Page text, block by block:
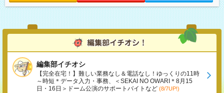
編集部イチオシ
【完全在宅！】難しい業務なし＆電話なし！ゆっくりの11時
～時短＊データ入力・事務、＜SEKAI NO OWARI＊8月15
日・16日＞ドーム公演のサポートバイトなど (8/7UP!)